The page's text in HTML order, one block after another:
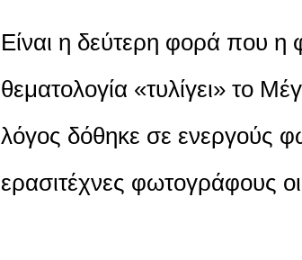
Είναι η δεύτερη φορά που η
θεματολογία «τυλίγει» το
λόγος δόθηκε σε ενεργούς
ερασιτέχνες φωτογράφους